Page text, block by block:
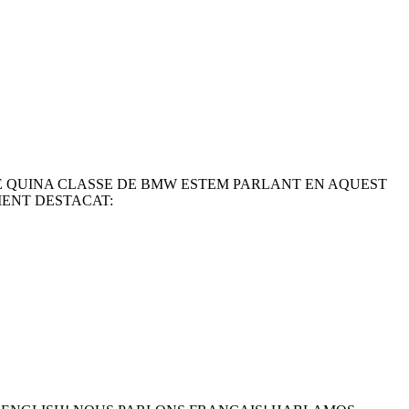
CLASSE DE BMW ESTEM PARLANT EN AQUEST
DESTACAT: